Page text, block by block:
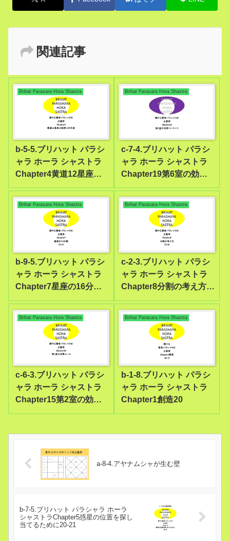
関連記事
Brihat Parasara Hora Shastra
b-5-5.ブリハット パラシ
ャラ ホーラ シャストラ
Chapter4黄道12星座の
説明8牡牛座
Brihat Parasara Hora Shastra
c-7-4.ブリハット パラシ
ャラ ホーラ シャストラ
Chapter19第6室の効果
13-19 1/2
Brihat Parasara Hora Shastra
b-9-5.ブリハット パラシ
ャラ ホーラ シャストラ
Chapter7星座の16分割
22-23
Brihat Parasara Hora Shastra
c-2-3.ブリハット パラシ
ャラ ホーラ シャストラ
Chapter8分割の考え方
33-36
Brihat Parasara Hora Shastra
c-6-3.ブリハット パラシ
ャラ ホーラ シャストラ
Chapter15第2室の効果
10-18
Brihat Parasara Hora Shastra
b-1-8.ブリハット パラシ
ャラ ホーラ シャストラ
Chapter1創造20
a-8-4.アヤナムシャが生む壁
b-7-5.ブリハット パラシャラ ホーラ
シャストラChapter5惑星の位置を探し
当てるために20-21